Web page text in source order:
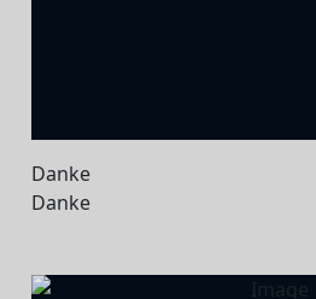
Danke
Danke